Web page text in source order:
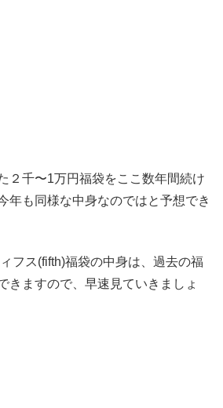
２千〜1万円福袋をここ数年間続け
年も同様な中身なのではと予想でき
フス(fifth)福袋の中身は、過去の福
きますので、早速見ていきましょ